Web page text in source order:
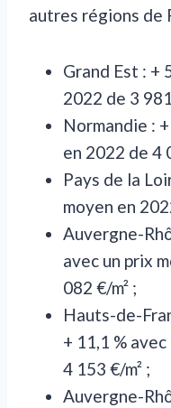
autres régions de
Grand Est : +
2022 de 3
Normandie :
en 2022 de 4
Pays de la
moyen en
Auvergne-
avec un prix
082 €/m² ;
Hauts-de-
+ 11,1 %
4 153 €/m² ;
Auvergne-